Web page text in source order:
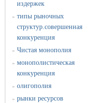
издержек
» типы рыночных
структур.совершенная
конкуренция
» Чистая монополия
» монополистическая
конкуренция
» олигополия
» рынки ресурсов